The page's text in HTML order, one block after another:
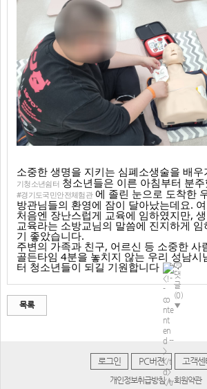
소중한 생명을 지키는 심폐소생술을 배우
기청소년쉼터 청소년들은 이른 아침부터 분
#경기도국민안전체험관에 졸린 눈으로 도착한
방관님들의 환영에 잠이 달아났는데요.
처음엔 장난스럽게 교육에 임하였지만,
교육라는 소방교님의 말씀에 진지하게
기 좋았습니다.
주변의 가족과 친구, 어르신 등 소중한 사
골든타임 4분을 놓치지 않는 우리 성남시
터 청소년들이 되길 기원합니다
댓
글
(0)
▼
목록
로그인 PC버젼 고객센
개인정보취급방침 | 회원약관